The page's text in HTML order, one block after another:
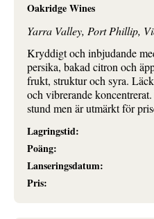
Oakridge Wines
Yarra Valley, Port Phillip,
Kryddigt och inbjudande
persika, bakad citron och
frukt, struktur och syra.
och vibrerande
stund men är utmärkt för
Lagringstid:
Poäng:
Lanseringsdatum:
Pris: